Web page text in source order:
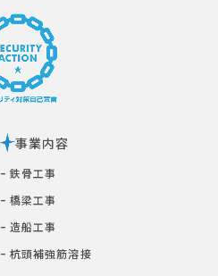
事業内容
ｰ 鉄⾻⼯事
ｰ 橋梁⼯事
ｰ 造船工事
ｰ 杭頭補強筋溶接